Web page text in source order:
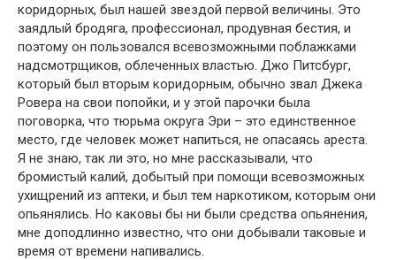
коридорных, был нашей звездой первой величины. Это
заядлый бродяга, профессионал, продувная бестия, и
поэтому он пользовался всевозможными поблажками
надсмотрщиков, облеченных властью. Джо Питсбург,
который был вторым коридорным, обычно звал Джека
Ровера на свои попойки, и у этой парочки была
поговорка, что тюрьма округа Эри – это единственное
место, где человек может напиться, не опасаясь ареста.
Я не знаю, так ли это, но мне рассказывали, что
бромистый калий, добытый при помощи всевозможных
ухищрений из аптеки, и был тем наркотиком, которым они
опьянялись. Но каковы бы ни были средства опьянения,
мне доподлинно известно, что они добывали таковые и
время от времени напивались.